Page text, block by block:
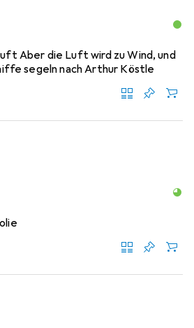
Aber die Luft wird zu Wind, und
segeln nach Arthur Köstle